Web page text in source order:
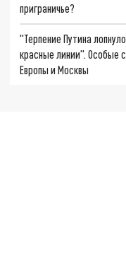
приграничье?
"Терпение Путина
красные линии". Особые
Европы и Москвы